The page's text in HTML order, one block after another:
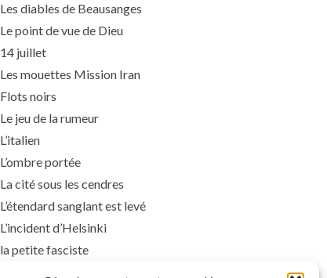
Les diables de Beausanges
Le point de vue de Dieu
14 juillet
Les mouettes Mission Iran
Flots noirs
Le jeu de la rumeur
L’italien
L’ombre portée
La cité sous les cendres
L’étendard sanglant est levé
L’incident d’Helsinki
la petite fasciste